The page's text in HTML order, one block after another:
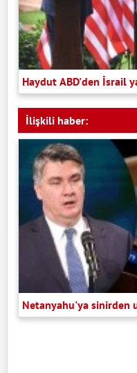
Haydut ABD'den İsrail
İlişkili haber:
Netanyahu'ya sinirden